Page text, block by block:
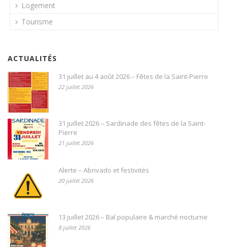
Logement
Tourisme
ACTUALITÉS
31 juillet au 4 août 2026 – Fêtes de la Saint-Pierre
22 juillet 2026
31 juillet 2026 – Sardinade des fêtes de la Saint-
Pierre
21 juillet 2026
Alerte – Abrivado et festivités
20 juillet 2026
13 juillet 2026 – Bal populaire & marché nocturne
8 juillet 2026